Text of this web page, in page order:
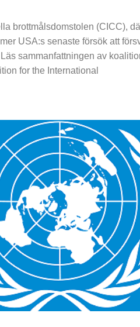
brottmålsdomstolen (CICC),
USA:s senaste försök att
sammanfattningen av
for the International